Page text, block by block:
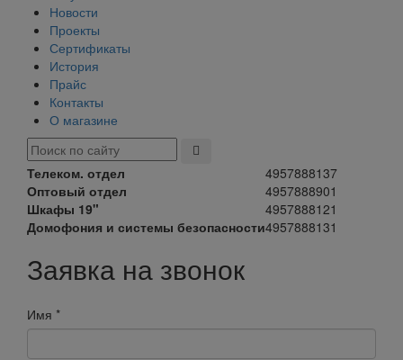
Новости
Проекты
Сертификаты
История
Прайс
Контакты
О магазине
Телеком. отдел
4957888137
Оптовый отдел
4957888901
Шкафы 19"
4957888121
Домофония и системы безопасности4957888131
Заявка на звонок
Имя *